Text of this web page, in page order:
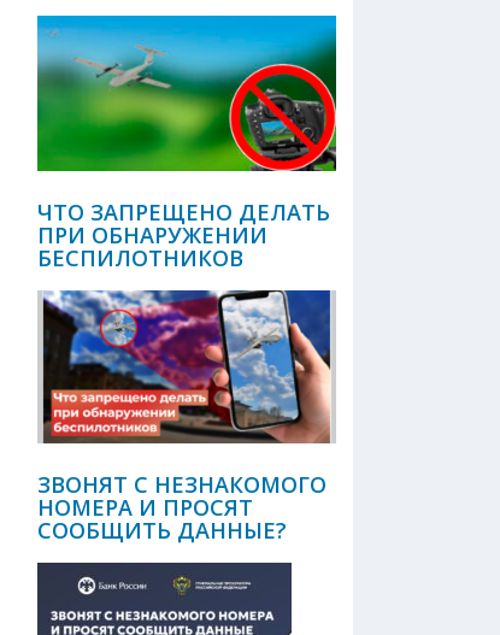
ЧТО ЗАПРЕЩЕНО ДЕЛАТЬ
ПРИ ОБНАРУЖЕНИИ
БЕСПИЛОТНИКОВ
ЗВОНЯТ С НЕЗНАКОМОГО
НОМЕРА И ПРОСЯТ
СООБЩИТЬ ДАННЫЕ?